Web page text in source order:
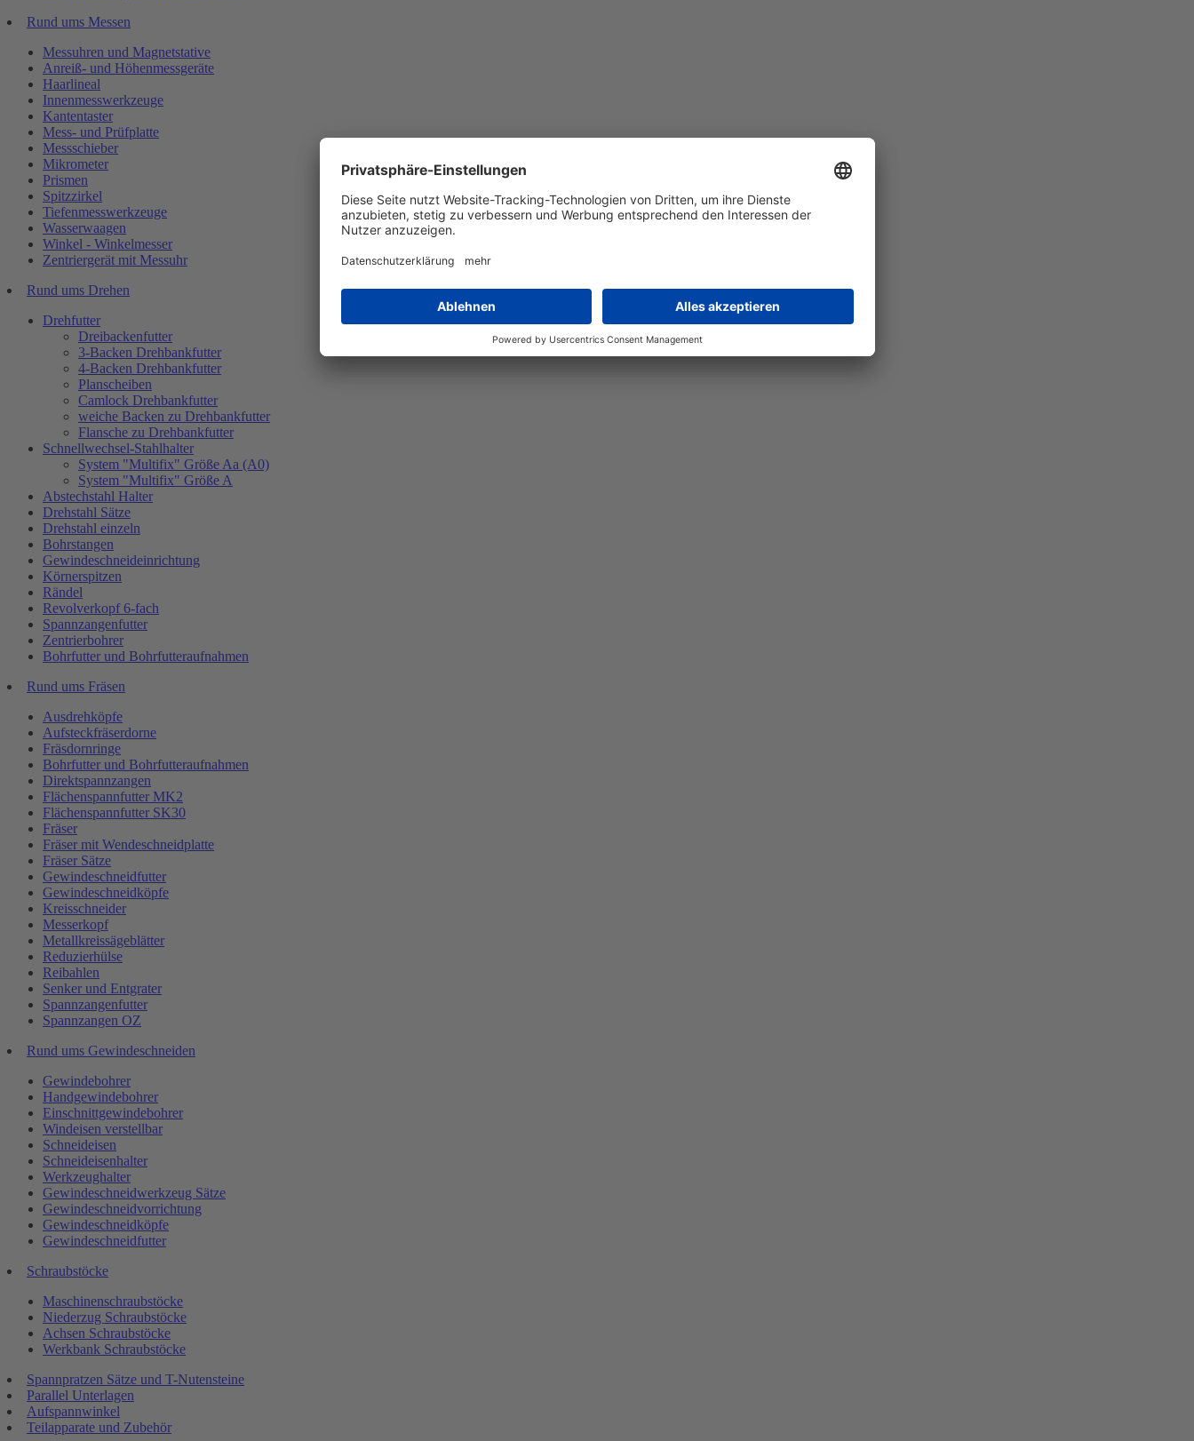
Rund ums Messen
Messuhren und Magnetstative
Anreiß- und Höhenmessgeräte
Haarlineal
Innenmesswerkzeuge
Kantentaster
Mess- und Prüfplatte
Messschieber
Mikrometer
Prismen
Spitzzirkel
Tiefenmesswerkzeuge
Wasserwaagen
Winkel - Winkelmesser
Zentriergerät mit Messuhr
Rund ums Drehen
Drehfutter
Dreibackenfutter
3-Backen Drehbankfutter
4-Backen Drehbankfutter
Planscheiben
Camlock Drehbankfutter
weiche Backen zu Drehbankfutter
Flansche zu Drehbankfutter
Schnellwechsel-Stahlhalter
System "Multifix" Größe Aa (A0)
System "Multifix" Größe A
Abstechstahl Halter
Drehstahl Sätze
Drehstahl einzeln
Bohrstangen
Gewindeschneideinrichtung
Körnerspitzen
Rändel
Revolverkopf 6-fach
Spannzangenfutter
Zentrierbohrer
Bohrfutter und Bohrfutteraufnahmen
Rund ums Fräsen
Ausdrehköpfe
Aufsteckfräserdorne
Fräsdornringe
Bohrfutter und Bohrfutteraufnahmen
Direktspannzangen
Flächenspannfutter MK2
Flächenspannfutter SK30
Fräser
Fräser mit Wendeschneidplatte
Fräser Sätze
Gewindeschneidfutter
Gewindeschneidköpfe
Kreisschneider
Messerkopf
Metallkreissägeblätter
Reduzierhülse
Reibahlen
Senker und Entgrater
Spannzangenfutter
Spannzangen OZ
Rund ums Gewindeschneiden
Gewindebohrer
Handgewindebohrer
Einschnittgewindebohrer
Windeisen verstellbar
Schneideisen
Schneideisenhalter
Werkzeughalter
Gewindeschneidwerkzeug Sätze
Gewindeschneidvorrichtung
Gewindeschneidköpfe
Gewindeschneidfutter
Schraubstöcke
Maschinenschraubstöcke
Niederzug Schraubstöcke
Achsen Schraubstöcke
Werkbank Schraubstöcke
Spannpratzen Sätze und T-Nutensteine
Parallel Unterlagen
Aufspannwinkel
Teilapparate und Zubehör